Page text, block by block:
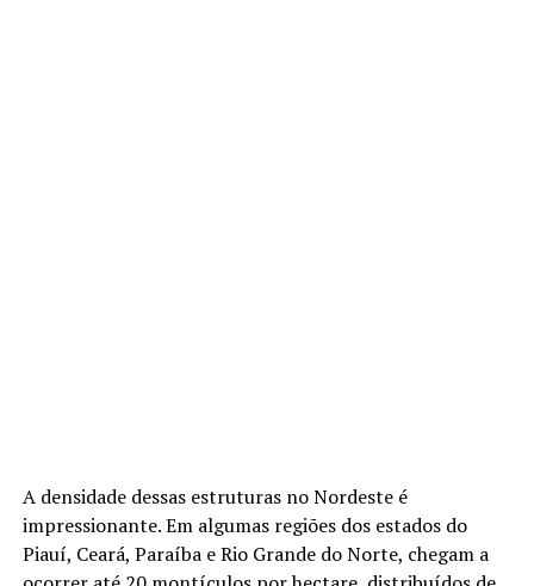
A densidade dessas estruturas no Nordeste é
impressionante. Em algumas regiões dos estados do
Piauí, Ceará, Paraíba e Rio Grande do Norte, chegam a